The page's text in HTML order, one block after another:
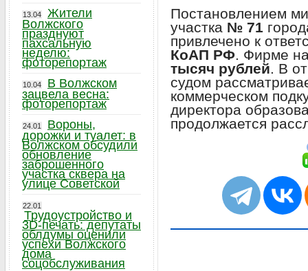
Постановлением
участка № 71
привлечено к
КоАП РФ. Фирме
тысяч рублей. В
судом
коммерческом
директора
продолжается
13.04
Жители
Волжского
празднуют
пахсальную
неделю:
фоторепортаж
10.04
В Волжском
зацвела весна:
фоторепортаж
24.01
Вороны,
дорожки и туалет: в
Волжском обсудили
обновление
заброшенного
участка сквера на
улице Советской
22.01
Трудоустройство и
3D-печать: депутаты
облдумы оценили
успехи Волжского
дома
соцобслуживания